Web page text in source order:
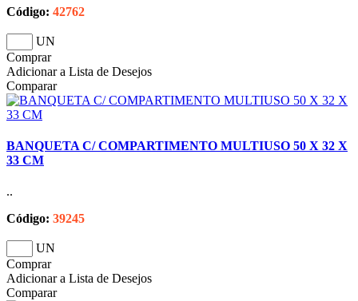
Código: 42762
UN
Comprar
Adicionar a Lista de Desejos
Comparar
BANQUETA C/ COMPARTIMENTO MULTIUSO 50 X 32 X
33 CM
..
Código: 39245
UN
Comprar
Adicionar a Lista de Desejos
Comparar